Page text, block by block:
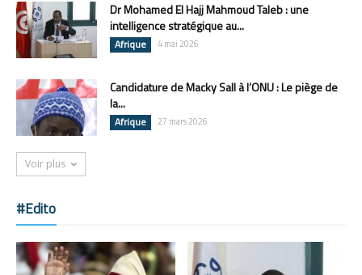
Dr Mohamed El Hajj Mahmoud Taleb : une
intelligence stratégique au...
Afrique 4 mai 2026
Candidature de Macky Sall à l’ONU : Le piège de
la...
Afrique 27 mars 2026
Voir plus
#Edito